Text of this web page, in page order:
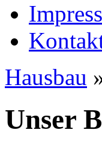
Hausbau
Unser